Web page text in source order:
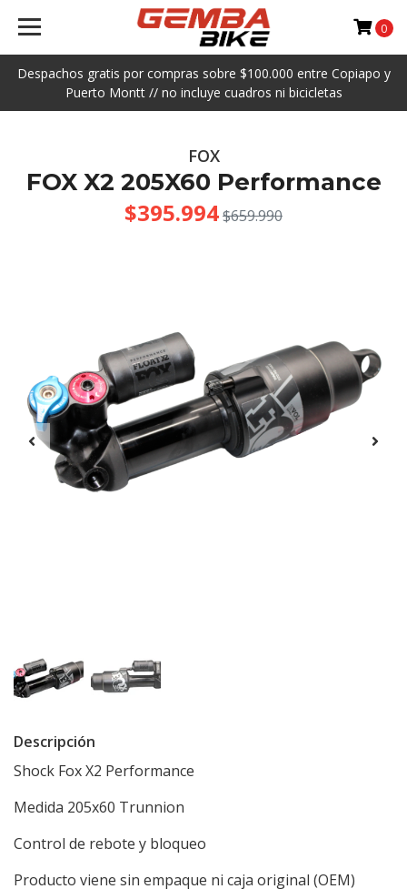
Despachos gratis por compras sobre $100.000 entre Copiapo y
Puerto Montt // no incluye cuadros ni bicicletas
0
FOX
FOX X2 205X60 Performance
$395.994$659.990
Descripción
Shock Fox X2 Performance
Medida 205x60 Trunnion
Control de rebote y bloqueo
Producto viene sin empaque ni caja original (OEM)